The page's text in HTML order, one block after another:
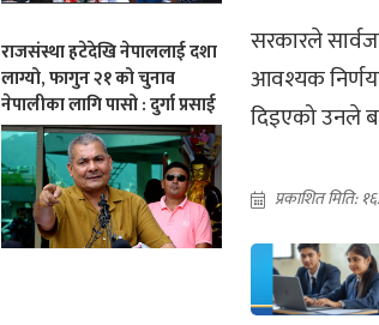
राजसंस्था हटेदेखि नेपाललाई दशा
लाग्यो, फागुन २१ को चुनाव
नेपालीका लागि पासो : दुर्गा प्रसाई
सरकारले
आवश्यक
दिइएको उनले
प्रकाशित मिति: